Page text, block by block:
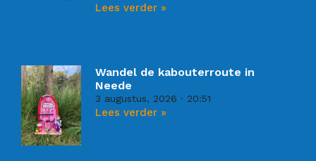
Lees verder »
Wandel de kabouterroute in
Neede
3 augustus, 2026 20:51
Lees verder »